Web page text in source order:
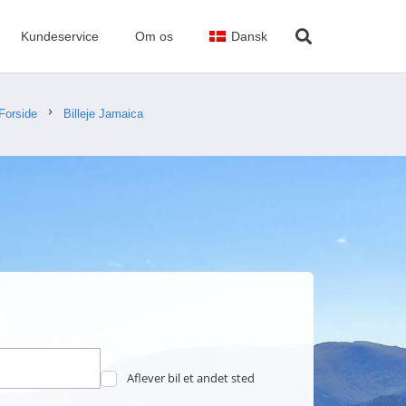
Kundeservice Om os Dansk
chevron_right Billeje Jamaica
Aflever bil et andet sted